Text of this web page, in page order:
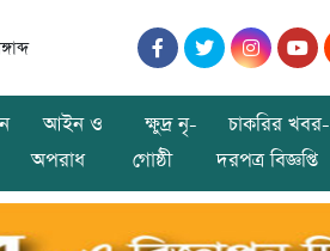
আইন ও
অপরাধ
ক্ষুদ্র নৃ-
গোষ্ঠী
চাকরির খবর-
দরপত্র বিজ্ঞপ্তি